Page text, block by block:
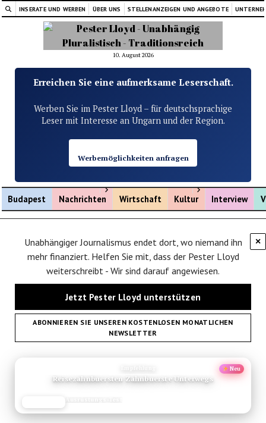
INSERATE UND WERBEN ÜBER UNS STELLENANZEIGEN UND ANGEBOTE
10. August 2026
Erreichen Sie eine aufmerksame Leserschaft.
Werben Sie im Pester Lloyd – für deutschsprachige
Leser mit Interesse an Ungarn und der Region.
Werbemöglichkeiten anfragen
Budapest Nachrichten
Menü öffnen
Wirtschaft Kultur
Menü öffnen
Interview
×
Unabhängiger Journalismus endet dort, wo niemand ihn
mehr finanziert. Helfen Sie mit, dass der Pester Lloyd
weiterschreibt - Wir sind darauf angewiesen.
Jetzt Pester Lloyd unterstützen
ABONNIEREN SIE UNSEREN KOSTENLOSEN MONATLICHEN
NEWSLETTER
Neu
Reisezahnbuersten Zahnbuerste Unterwegs